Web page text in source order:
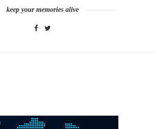
keep your memories alive